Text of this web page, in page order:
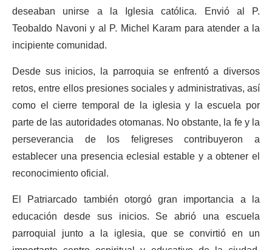
deseaban unirse a la Iglesia católica. Envió al P.
Teobaldo Navoni y al P. Michel Karam para atender a la
incipiente comunidad.
Desde sus inicios, la parroquia se enfrentó a diversos
retos, entre ellos presiones sociales y administrativas, así
como el cierre temporal de la iglesia y la escuela por
parte de las autoridades otomanas. No obstante, la fe y la
perseverancia de los feligreses contribuyeron a
establecer una presencia eclesial estable y a obtener el
reconocimiento oficial.
El Patriarcado también otorgó gran importancia a la
educación desde sus inicios. Se abrió una escuela
parroquial junto a la iglesia, que se convirtió en un